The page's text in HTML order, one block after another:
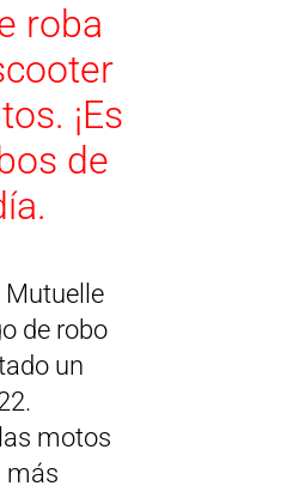
roba
¡Es
de
Mutuelle
de robo
un
motos
más